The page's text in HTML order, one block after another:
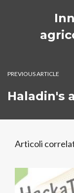
PREVIOUS ARTICLE
Haladin's
Articoli